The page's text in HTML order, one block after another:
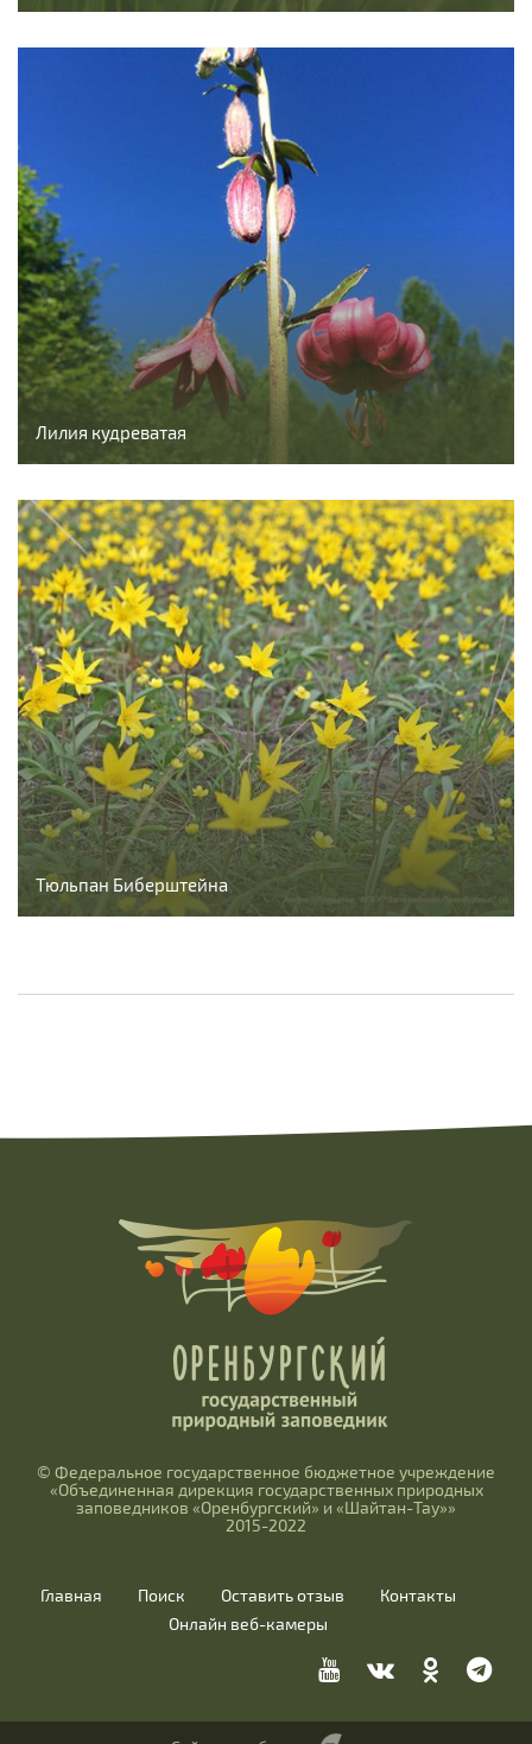
Лилия кудреватая
Тюльпан Биберштейна
© Федеральное государственное бюджетное учреждение
«Объединенная дирекция государственных природных
заповедников «Оренбургский» и «Шайтан-Тау»»
2015-2022
Главная Поиск Оставить отзыв
Контакты
Онлайн веб-камеры